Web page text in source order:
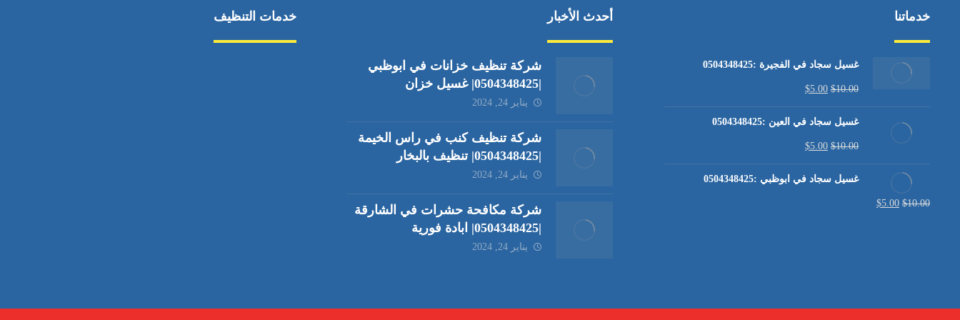
خدماتنا
غسيل سجاد في الفجيرة :0504348425
$10.00
$5.00
غسيل سجاد في العين :0504348425
$10.00
$5.00
غسيل سجاد في ابوظبي :0504348425
$10.00
$5.00
أحدث الأخبار
شركة تنظيف خزانات في ابوظبي
|0504348425| غسيل خزان
يناير 24, 2024
شركة تنظيف كنب في راس الخيمة
|0504348425| تنظيف بالبخار
يناير 24, 2024
شركة مكافحة حشرات في الشارقة
|0504348425| ابادة فورية
يناير 24, 2024
خدمات التنظيف